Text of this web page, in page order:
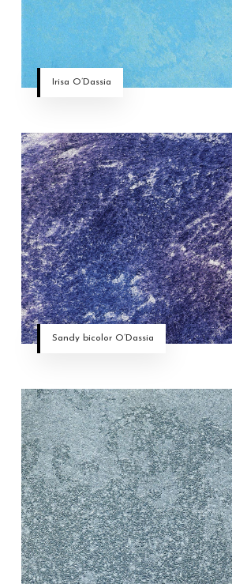
Irisa O’Dassia
Sandy bicolor O’Dassia